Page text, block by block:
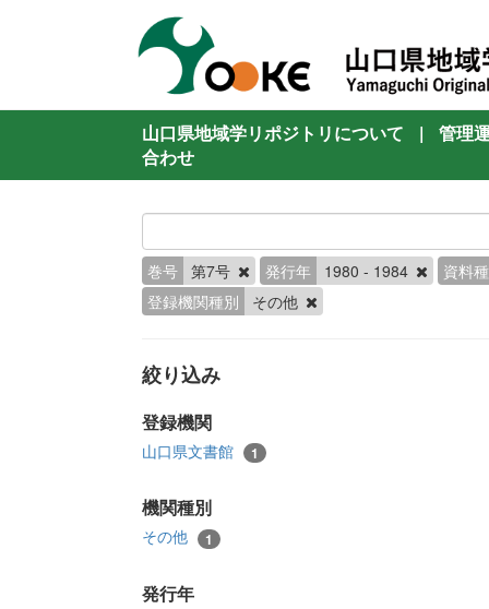
山口県地域学リポジトリについて |
管理
合わせ
巻号 第7号 発行年 1980 - 1984
資料
登録機関種別
その他
絞り込み
登録機関
山口県文書館 1
機関種別
その他 1
発行年